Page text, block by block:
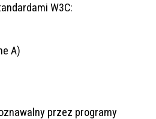
W3C:
A)
przez programy